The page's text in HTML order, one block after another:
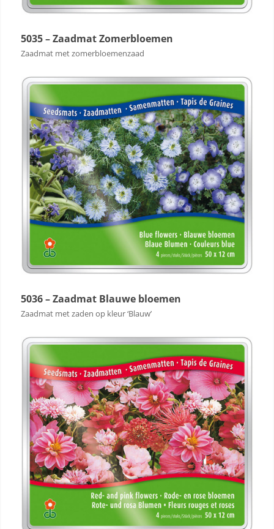
5035 – Zaadmat Zomerbloemen
Zaadmat met zomerbloemenzaad
5036 – Zaadmat Blauwe bloemen
Zaadmat met zaden op kleur ‘Blauw’